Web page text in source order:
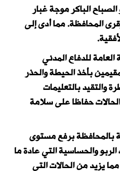
الباكر موجة غبار
المحافظة. مما أدى إلى
للدفاع المدني
بأخذ الحيطة والحذر
والتقيد بالتعليمات
حفاظا على سلامة
بالمحافظة برفع مستوى
والحساسية التي عادة ما
يزيد من الحالات التي